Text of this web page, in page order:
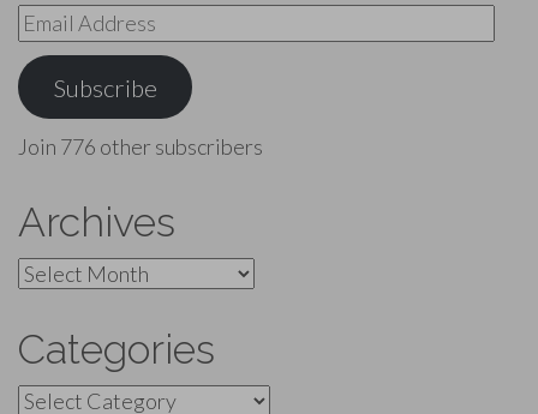
Email
Address
Subscribe
Join 776 other subscribers
Archives
Archives
Categories
Categories